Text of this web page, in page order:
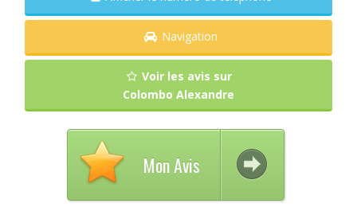
Navigation
Voir les avis sur
Colombo Alexandre
Mon Avis